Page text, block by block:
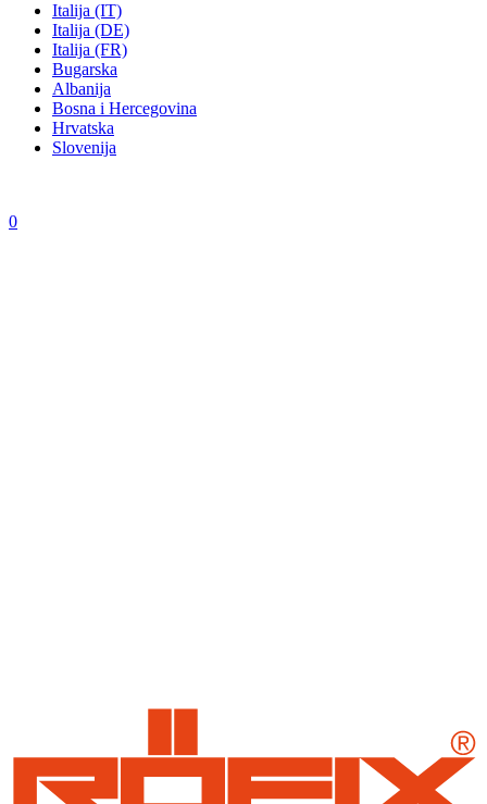
Italija (IT)
Italija (DE)
Italija (FR)
Bugarska
Albanija
Bosna i Hercegovina
Hrvatska
Slovenija
0